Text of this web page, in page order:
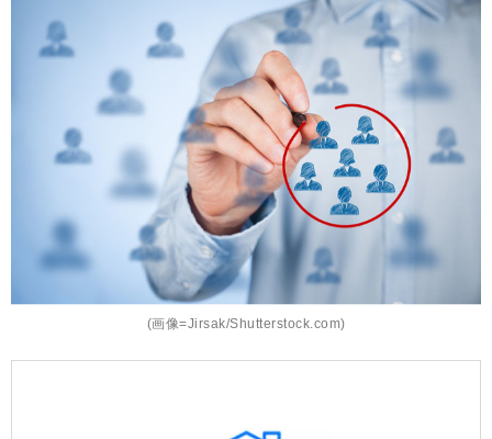
(画像=Jirsak/Shutterstock.com)